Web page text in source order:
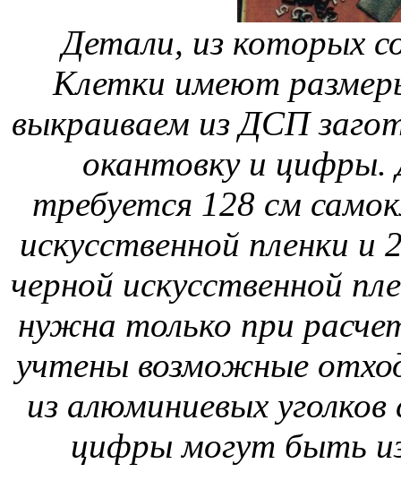
Детали, из которых
Клетки имеют
выкраиваем из ДСП
окантовку и цифры.
требуется 128 см
искусственной пленки
черной искусственной
нужна только при
учтены возможные
из алюминиевых
цифры могут быть